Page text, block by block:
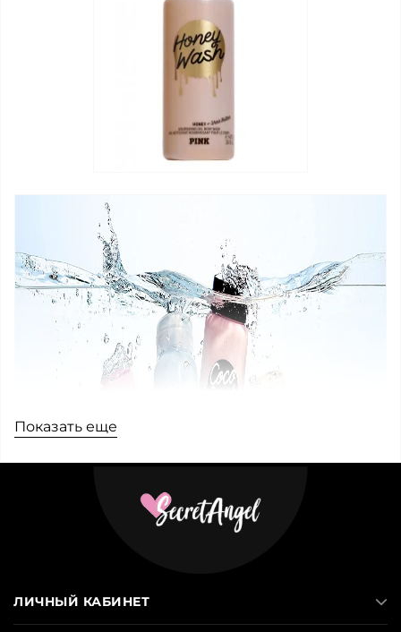
Показать еще
ЛИЧНЫЙ КАБИНЕТ